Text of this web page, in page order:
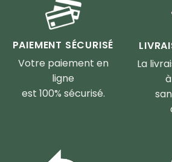
PAIEMENT SÉCURISÉ
Votre paiement en
ligne
est 100% sécurisé.
La